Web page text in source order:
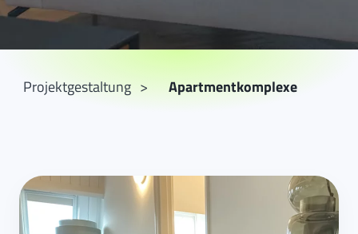
Projektgestaltung Apartmentkomplexe